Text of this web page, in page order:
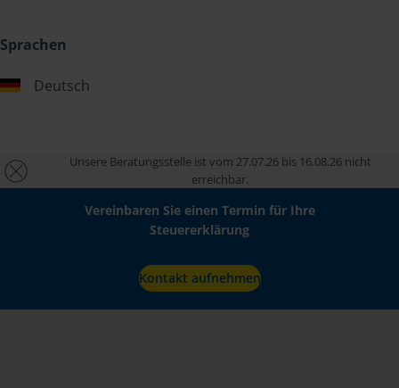
Sprachen
Deutsch
Unsere Beratungsstelle ist vom 27.07.26 bis 16.08.26 nicht
erreichbar.
Vereinbaren Sie einen Termin für Ihre
Steuererklärung
Kontakt aufnehmen